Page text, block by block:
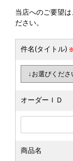
当店へのご要望
ださい。
件名(タイトル)
オーダーＩＤ
商品名